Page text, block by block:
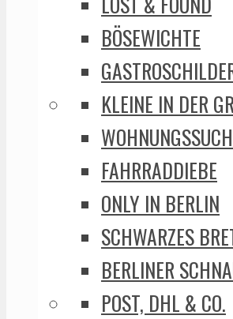
BÖSEWICHTE
KLEINE IN DER
FAHRRADDIEBE
ONLY IN BERLIN
SCHWARZES
BERLINER
POST, DHL & CO.